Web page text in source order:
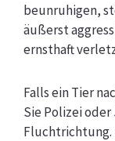
beunruhigen,
äußerst
ernsthaft
Falls ein Tier
Sie Polizei
Fluchtrichtung.